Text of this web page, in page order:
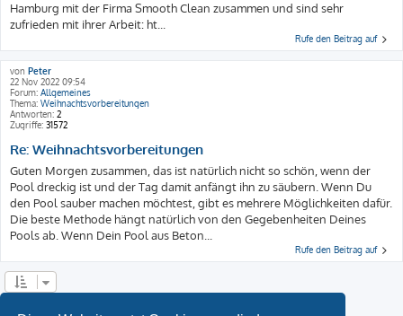
Hamburg mit der Firma Smooth Clean zusammen und sind sehr
zufrieden mit ihrer Arbeit: ht...
Rufe den Beitrag auf
von Peter
22 Nov 2022 09:54
Forum: Allgemeines
Thema: Weihnachtsvorbereitungen
Antworten: 2
Zugriffe: 31572
Re: Weihnachtsvorbereitungen
Guten Morgen zusammen, das ist natürlich nicht so schön, wenn der
Pool dreckig ist und der Tag damit anfängt ihn zu säubern. Wenn Du
den Pool sauber machen möchtest, gibt es mehrere Möglichkeiten dafür.
Die beste Methode hängt natürlich von den Gegebenheiten Deines
Pools ab. Wenn Dein Pool aus Beton...
Rufe den Beitrag auf